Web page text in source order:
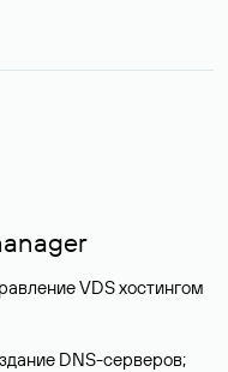
VDS хостингом
DNS-серверов;